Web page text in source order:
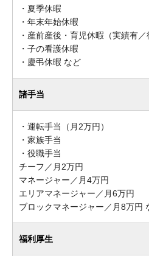
・夏季休暇
・年末年始休暇
・産前産後・育児休暇（実績有／
・子の看護休暇
・慶弔休暇 など
諸手当
・運転手当（月2万円）
・家族手当
・役職手当
チーフ／月2万円
マネージャー／月4万円
エリアマネージャー／月6万円
ブロックマネージャー／月8万円
福利厚生